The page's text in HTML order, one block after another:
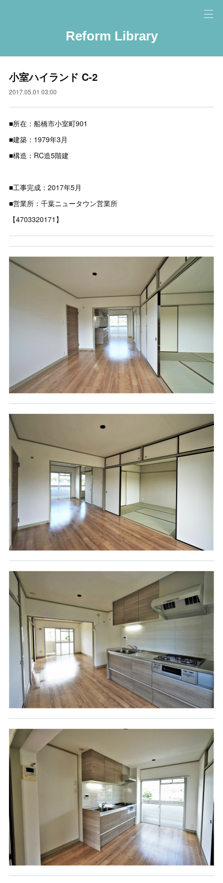
Reform Library
小室ハイランド C-2
2017.05.01 03:00
■所在：船橋市小室町901
■建築：1979年3月
■構造：RC造5階建
■工事完成：2017年5月
■営業所：千葉ニュータウン営業所
【4703320171】